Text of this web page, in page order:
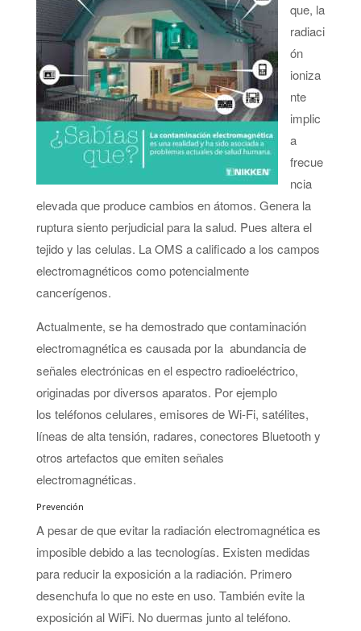
que, la
radiaci
ón
ioniza
nte
implic
a
frecue
ncia
elevada que produce cambios en átomos. Genera la
ruptura siento perjudicial para la salud. Pues altera el
tejido y las celulas. La OMS a calificado a los campos
electromagnéticos como potencialmente
cancerígenos.
Actualmente, se ha demostrado que contaminación
electromagnética es causada por la abundancia de
señales electrónicas en el espectro radioeléctrico,
originadas por diversos aparatos. Por ejemplo
los teléfonos celulares, emisores de Wi-Fi, satélites,
líneas de alta tensión, radares, conectores Bluetooth y
otros artefactos que emiten señales
electromagnéticas.
Prevención
A pesar de que evitar la radiación electromagnética es
imposible debido a las tecnologías. Existen medidas
para reducir la exposición a la radiación. Primero
desenchufa lo que no este en uso. También evite la
exposición al WiFi. No duermas junto al teléfono.